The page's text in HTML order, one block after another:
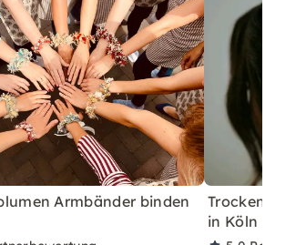
Armbänder binden
in Köln